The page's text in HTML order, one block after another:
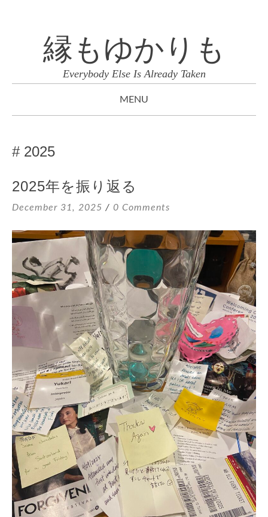
縁もゆかりも
Everybody Else Is Already Taken
MENU
2025
2025年を振り返る
December 31, 2025 0 Comments